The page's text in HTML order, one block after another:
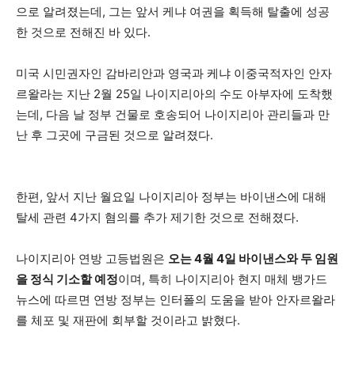
으로 알려졌는데, 그는 앞서 케냐 여권을 획득해 탈출에 성공
한 것으로 전해진 바 있다.
미국 시민권자인 감바리안과 영국과 케냐 이중국적자인 안자
르왈라는 지난 2월 25일 나이지리아의 수도 아부자에 도착했
는데, 다음 날 정부 건물로 호송되어 나이지리아 관리들과 만
난 후 그곳에 구금된 것으로 알려졌다.
한편, 앞서 지난 월요일 나이지리아 정부는 바이낸스에 대해
탈세 관련 4가지 혐의를 추가 제기한 것으로 전해졌다.
나이지리아 연방 고등법원은 오는 4월 4일 바이낸스와 두 임원
을 정식 기소할 예정이며, 특히 나이지리아 현지 매체 뱅가드
뉴스에 따르면 연방 정부는 인터폴의 도움을 받아 안자르왈라
를 체포 및 재판에 회부할 것이라고 밝혔다.